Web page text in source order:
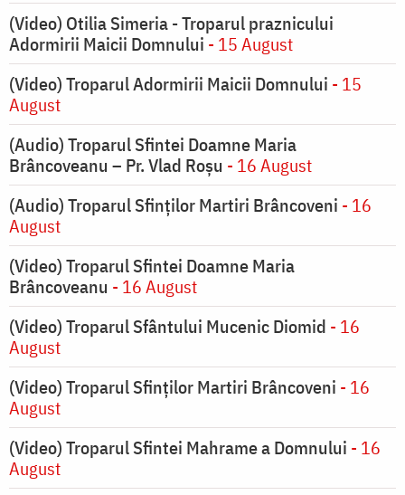
(Video) Otilia Simeria - Troparul praznicului
Adormirii Maicii Domnului - 15 August
(Video) Troparul Adormirii Maicii Domnului - 15
August
(Audio) Troparul Sfintei Doamne Maria
Brâncoveanu – Pr. Vlad Roșu - 16 August
(Audio) Troparul Sfinților Martiri Brâncoveni - 16
August
(Video) Troparul Sfintei Doamne Maria
Brâncoveanu - 16 August
(Video) Troparul Sfântului Mucenic Diomid - 16
August
(Video) Troparul Sfinților Martiri Brâncoveni - 16
August
(Video) Troparul Sfintei Mahrame a Domnului - 16
August